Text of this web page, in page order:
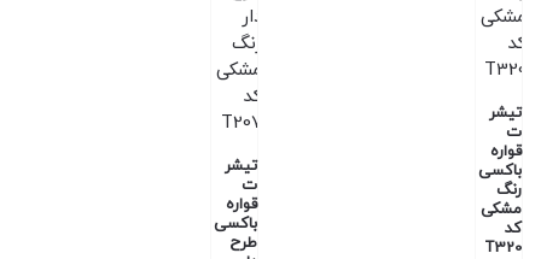
تیشر
ت
قواره
باکسی
رنگ
مشکی
کد
T320
تیشر
ت
قواره
باکسی
طرح